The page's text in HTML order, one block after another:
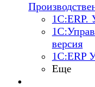
1С:ERP.
версия
1С:ERP
Еще